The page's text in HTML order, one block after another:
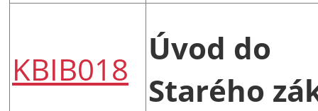
KBIB018
Úvod do
Starého